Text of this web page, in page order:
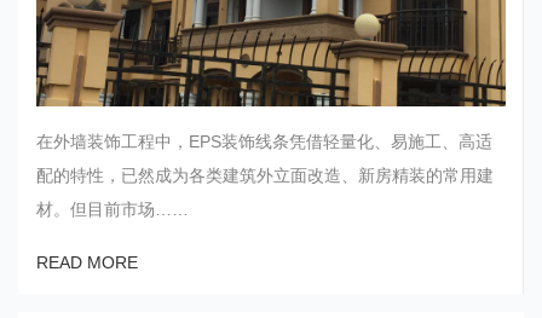
在外墙装饰工程中，EPS装饰线条凭借轻量化、易施工、高适
配的特性，已然成为各类建筑外立面改造、新房精装的常用建
材。但目前市场……
READ MORE